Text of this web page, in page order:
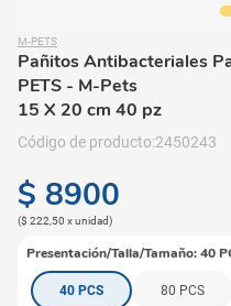
M-PETS
Pañitos Antibacteriales
PETS - M-Pets
15 X 20 cm 40 pz
2450243
$ 8900
($ 222,50 xunidad)
Presentación/Talla/Tamaño:40
40 PCS 80 PCS